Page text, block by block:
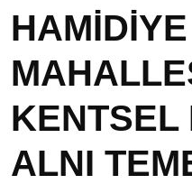
HAMİDİYE
KENTSEL
ALNI